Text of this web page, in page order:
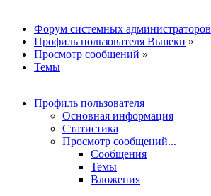
Форум системных администраторов
Профиль пользователя Вьшекн »
Просмотр сообщений »
Темы
Профиль пользователя
Основная информация
Статистика
Просмотр сообщений...
Сообщения
Темы
Вложения